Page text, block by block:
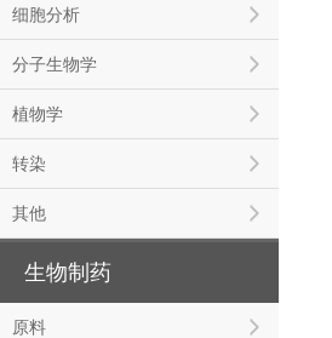
细胞分析
分子生物学
植物学
转染
其他
生物制药
原料